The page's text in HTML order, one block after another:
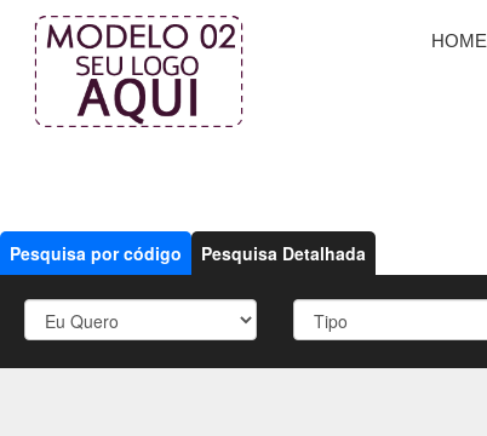
HOME
Pesquisa por código Pesquisa Detalhada